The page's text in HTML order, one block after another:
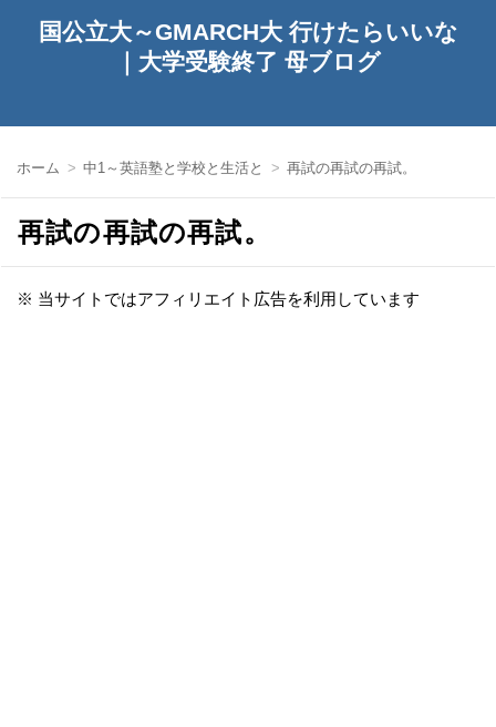
国公立大～GMARCH大 行けたらいいな
｜大学受験終了 母ブログ
ホーム 中1～英語塾と学校と生活と 再試の再試の再試。
再試の再試の再試。
※ 当サイトではアフィリエイト広告を利用しています